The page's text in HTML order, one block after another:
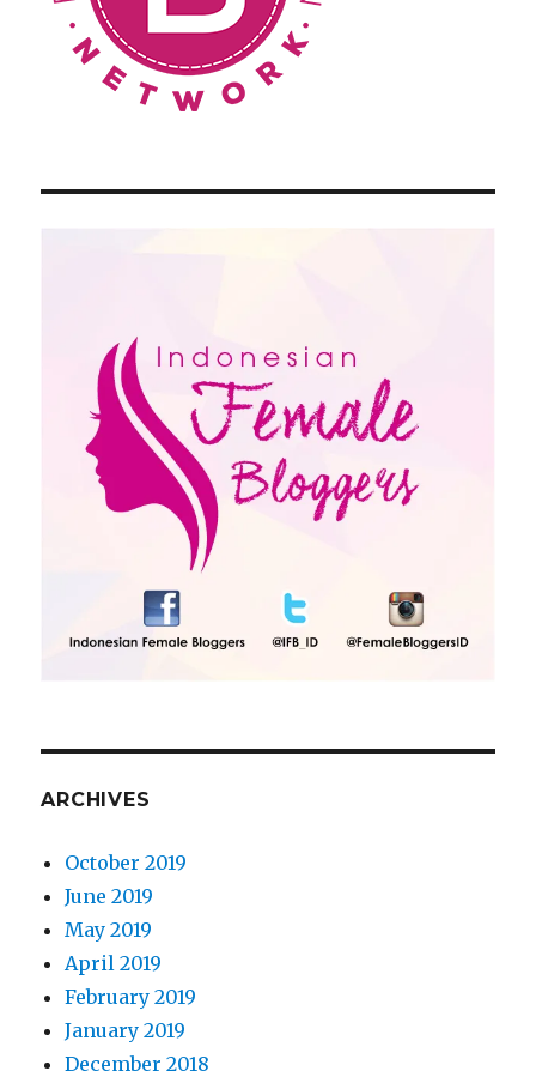
ARCHIVES
October 2019
June 2019
May 2019
April 2019
February 2019
January 2019
December 2018